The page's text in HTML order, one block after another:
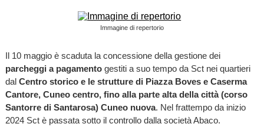
Immagine di repertorio
Il 10 maggio è scaduta la concessione della gestione dei
parcheggi a pagamentogestiti a suo tempo da Sct nei quartieri
dal Centro storico e le strutture di Piazza Boves e Caserma
Cantore, Cuneo centro, fino alla parte alta della città (corso
Santorre di Santarosa) Cuneo nuova. Nel frattempo da inizio
2024 Sct è passata sotto il controllo dalla società Abaco.